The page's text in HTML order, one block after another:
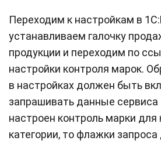
Переходим к настройкам в
устанавливаем галочку
продукции и переходим по
настройки контроля марок.
в настройках должен быть
запрашивать данные
настроен контроль марки для
категории, то флажки